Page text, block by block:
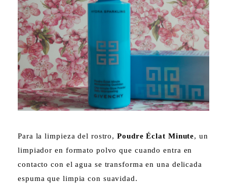
Para la limpieza del rostro,Poudre Éclat Minute, un
limpiador en formato polvo que cuando entra en
contacto con el agua se transforma en una delicada
espuma que limpia con suavidad.